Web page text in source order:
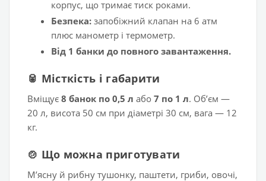
корпус, що тримає тиск роками.
Безпека: запобіжний клапан на 6 атм
плюс манометр і термометр.
Від 1 банки до повного завантаження.
🥫 Місткість і габарити
Вміщує 8 банок по 0,5 л або 7 по 1 л. Обʼєм —
20 л, висота 50 см при діаметрі 30 см, вага — 12
кг.
🍲 Що можна приготувати
Мʼясну й рибну тушонку, паштети, гриби, овочі,